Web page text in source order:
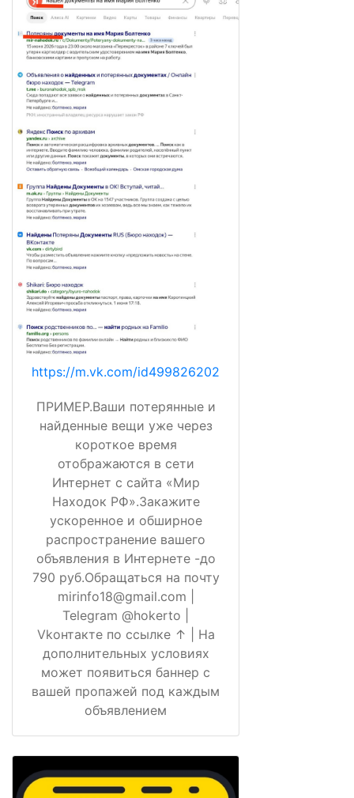
https://m.vk.com/id499826202
ПРИМЕР.Ваши потерянные и
найденные вещи уже через
короткое время
отображаются в сети
Интернет с сайта «Мир
Находок РФ».Закажите
ускоренное и обширное
распространение вашего
объявления в Интернете -до
790 руб.Обращаться на почту
mirinfo18@gmail.com |
Telegram @hokerto |
Vkонтакте по ссылке ↑ | На
дополнительных условиях
может появиться баннер с
вашей пропажей под каждым
объявлением